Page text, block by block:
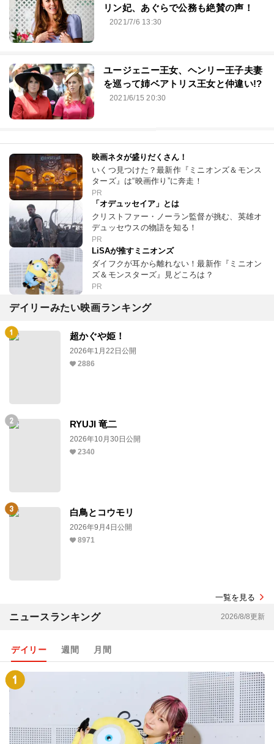
リン妃、あぐらで公務も絶賛の声！
2021/7/6 13:30
ユージェニー王女、ヘンリー王子夫妻
を巡って姉ベアトリス王女と仲違い!?
2021/6/15 20:30
映画ネタが盛りだくさん！
いくつ見つけた？最新作『ミニオンズ＆モンス
ターズ』は“映画作り”に奔走！
PR
「オデュッセイア」とは
クリストファー・ノーラン監督が挑む、英雄オ
デュッセウスの物語を知る！
PR
LiSAが推すミニオンズ
ダイフクが耳から離れない！最新作『ミニオン
ズ＆モンスターズ』見どころは？
PR
デイリーみたい映画ランキング
超かぐや姫！
2026年1月22日公開
2886
RYUJI 竜二
2026年10月30日公開
2340
白鳥とコウモリ
2026年9月4日公開
8971
一覧を見る
ニュースランキング 2026/8/8更新
デイリー 週間 月間